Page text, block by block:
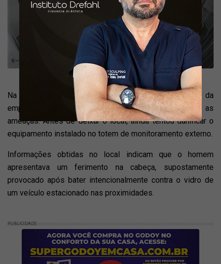
Na sequência, se dirige a colaborador dentro da empresa (Cedida).
Na sequência, ele se aproximou de uma das entradas da
empresa, onde avistou outro colaborador, repetindo as
ameaças. Antes de deixar o local, ainda tentou danificar o
equipamento instalado no totem de monitoramento externo.
Informações obtidas no local indicam que o homem
apresentava um ferimento na cabeça, supostamente
provocado após bater intencionalmente contra o vidro de
um veículo estacionado nas proximidades.
PUBLICIDADE